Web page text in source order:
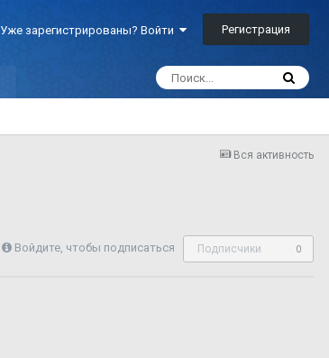
Уже зарегистрированы? Войти Регистрация
Вся активность
Войдите, чтобы подписаться Подписчики 0